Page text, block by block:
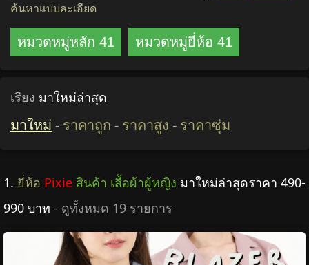
ค้นหาแบบละเอียด
หมวดหมู่หลัก 41 หมวดหมู่ยี่ห้อ 41
เรียง มาใหม่ล่าสุด
มาใหม่ - ราคาถูก - ราคาสูง - ราคาซุ่ม
1. ยี่ห้อ Pixie สินค้า เสื้อผ้าผู้หญิง มาใหม่ล่าสุดราคา 490-
990 บาท - ดูทั้งหมด 19 รายการ